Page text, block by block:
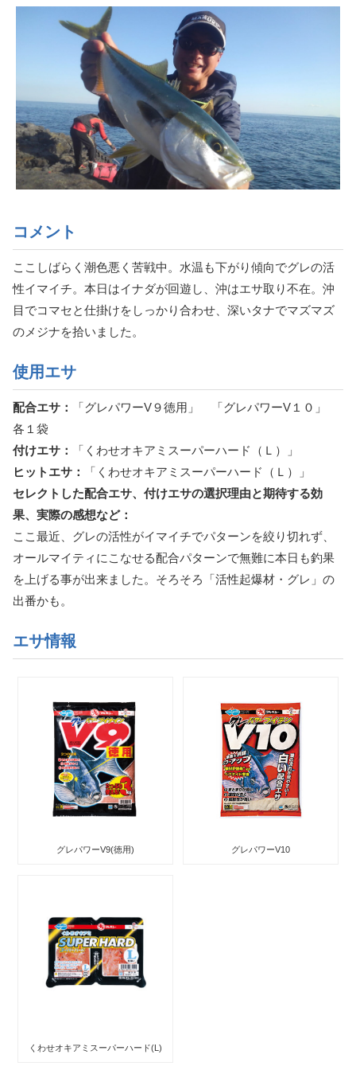
コメント
ここしばらく潮色悪く苦戦中。水温も下がり傾向でグレの活
性イマイチ。本日はイナダが回遊し、沖はエサ取り不在。沖
目でコマセと仕掛けをしっかり合わせ、深いタナでマズマズ
のメジナを拾いました。
使用エサ
配合エサ：
「グレパワーV９徳用」 「グレパワーV１０」
各１袋
付けエサ：
「くわせオキアミスーパーハード（Ｌ）」
ヒットエサ：
「くわせオキアミスーパーハード（Ｌ）」
セレクトした配合エサ、付けエサの選択理由と期待する効
果、実際の感想など：
ここ最近、グレの活性がイマイチでパターンを絞り切れず、
オールマイティにこなせる配合パターンで無難に本日も釣果
を上げる事が出来ました。そろそろ「活性起爆材・グレ」の
出番かも。
エサ情報
グレパワーV9(徳用) グレパワーV10
くわせオキアミスーパーハード(L)